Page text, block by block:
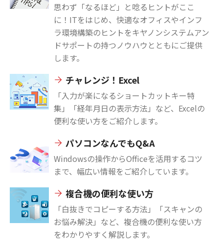
思わず「なるほど」と唸るヒントがここ
に！ITをはじめ、快適なオフィスやインフ
ラ環境構築のヒントをキヤノンシステムアン
ドサポートの持つノウハウとともにご提供
します。
チャレンジ！Excel
「入力が楽になるショートカットキー特
集」「経年月日の表示方法」など、Excelの
便利な使い方をご紹介します。
パソコンなんでもQ&A
Windowsの操作からOfficeを活用するコツ
まで、幅広い情報をご紹介しています。
複合機の便利な使い方
「白抜きでコピーする方法」「スキャンの
お悩み解決」など、複合機の便利な使い方
をわかりやすく解説します。